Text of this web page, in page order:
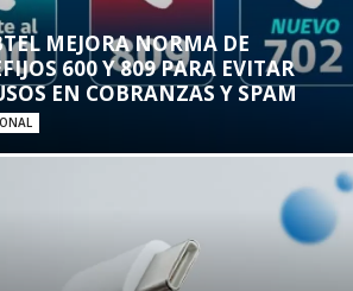
MEJORA NORMA DE
600 Y 809 PARA EVITAR
EN COBRANZAS Y SPAM